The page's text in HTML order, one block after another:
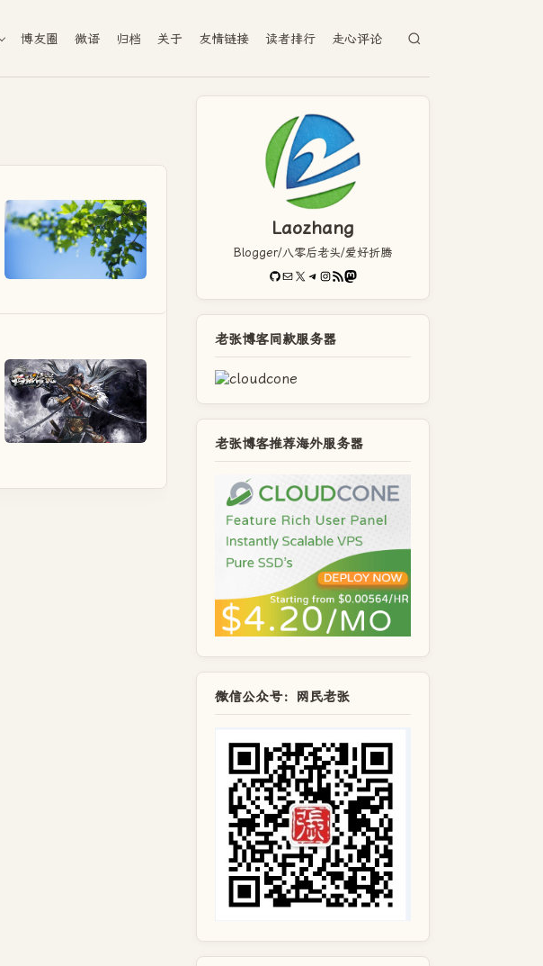
博友圈 微语 归档 关于 友情链接 读者排行 走心评论
Laozhang
Blogger/八零后老头/爱好折腾
GitHub
电子邮件X Telegram
Instagram
RSS FeedMastodon
老张博客同款服务器
老张博客推荐海外服务器
微信公众号：网民老张